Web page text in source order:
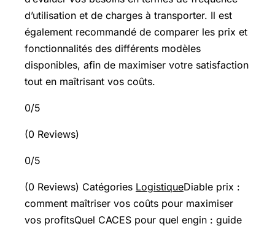
d’utilisation et de charges à transporter. Il est
également recommandé de comparer les prix et
fonctionnalités des différents modèles
disponibles, afin de maximiser votre satisfaction
tout en maîtrisant vos coûts.
0/5
(0 Reviews)
0/5
(0 Reviews) Catégories LogistiqueDiable prix :
comment maîtriser vos coûts pour maximiser
vos profitsQuel CACES pour quel engin : guide